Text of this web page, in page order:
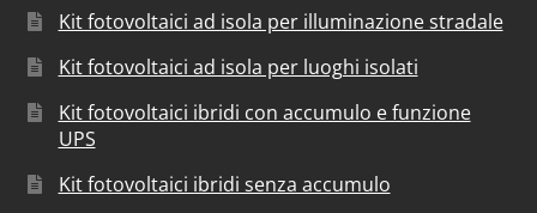
Kit fotovoltaici ad isola per illuminazione stradale
Kit fotovoltaici ad isola per luoghi isolati
Kit fotovoltaici ibridi con accumulo e funzione
UPS
Kit fotovoltaici ibridi senza accumulo